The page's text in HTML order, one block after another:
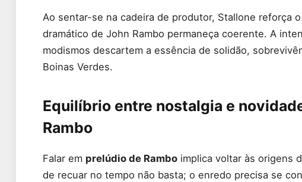
Ao sentar-se na cadeira de produtor, Stallone reforça
dramático de John Rambo permaneça coerente. A
modismos descartem a essência de solidão,
Boinas Verdes.
Equilíbrio entre nostalgia e
Rambo
Falar em prelúdio de Rambo implica voltar às origens
de recuar no tempo não basta; o enredo precisa se